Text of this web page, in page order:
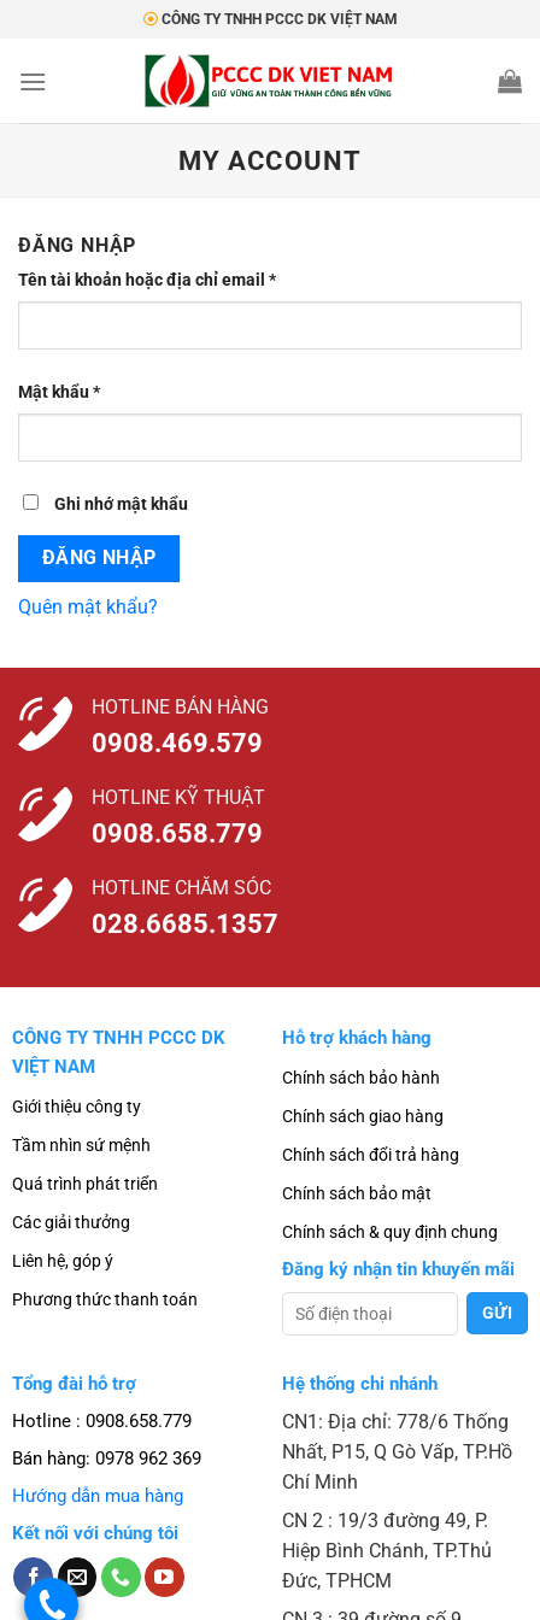
nội
CÔNG TY TNHH PCCC DK VIỆT NAM
MY ACCOUNT
ĐĂNG NHẬP
Tên tài khoản hoặc địa chỉ email *Bắt
buộc
Mật khẩu*Bắt
buộc
Ghi nhớ mật khẩu
ĐĂNG NHẬP
Quên mật khẩu?
HOTLINE BÁN HÀNG
0908.469.579
HOTLINE KỸ THUẬT
0908.658.779
HOTLINE CHĂM SÓC
028.6685.1357
CÔNG TY TNHH PCCC DK
VIỆT NAM
Giới thiệu công ty
Tầm nhìn sứ mệnh
Quá trình phát triển
Các giải thưởng
Liên hệ, góp ý
Phương thức thanh toán
Hỗ trợ khách hàng
Chính sách bảo hành
Chính sách giao hàng
Chính sách đổi trả hàng
Chính sách bảo mật
Chính sách & quy định chung
Đăng ký nhận tin khuyến mãi
Tổng đài hỗ trợ
Hotline : 0908.658.779
Bán hàng: 0978 962 369
Hướng dẫn mua hàng
Kết nối với chúng tôi
Hệ thống chi nhánh
CN1: Địa chỉ: 778/6 Thống
Nhất, P15, Q Gò Vấp, TP.Hồ
Chí Minh
CN 2 : 19/3 đường 49, P.
Hiệp Bình Chánh, TP.Thủ
Đức, TPHCM
.